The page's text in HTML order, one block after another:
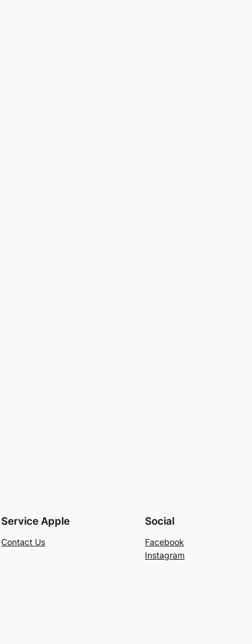
Service Apple
Contact Us
Social
Facebook
Instagram